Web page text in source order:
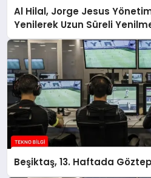
Al Hilal, Jorge Jesus
Yenilerek Uzun Süreli
Sonlandırdı
Beşiktaş, 13. Haftada